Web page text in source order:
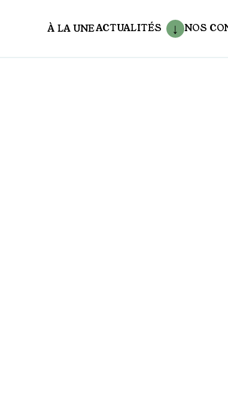
À LA UNEACTUALITÉS NOS